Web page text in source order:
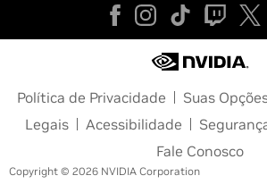
Política de Privacidade
Suas
Legais
Acessibilidade
Fale Conosco
Copyright © 2026 NVIDIA Corporation